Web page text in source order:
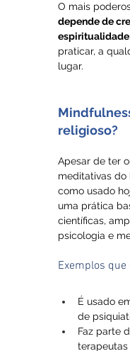
O mais
depende de
espiritualidade
praticar, a
lugar.
religioso?
Apesar de ter
meditativas do
como usado
uma prática
científicas,
psicologia e
Exemplos
É usado
de
Faz parte
terapeutas